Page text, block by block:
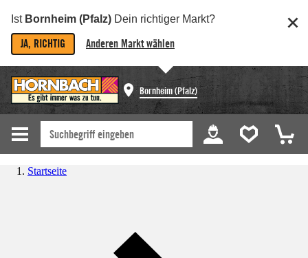
Ist Bornheim (Pfalz) Dein richtiger Markt?
JA, RICHTIG Anderen Markt wählen
Bornheim (Pfalz)
Startseite